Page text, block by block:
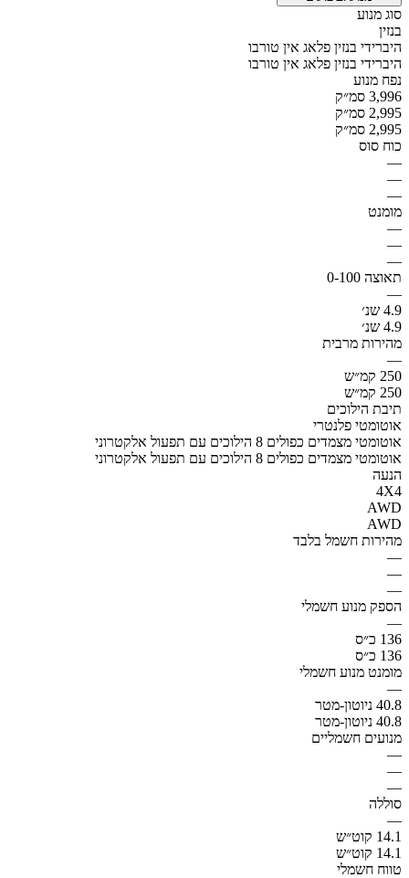
סוג מנוע
בנזין
היברידי בנזין פלאג אין טורבו
היברידי בנזין פלאג אין טורבו
נפח מנוע
3,996 סמ״ק
2,995 סמ״ק
2,995 סמ״ק
כוח סוס
—
—
—
מומנט
—
—
—
תאוצה 0-100
—
4.9 שנ׳
4.9 שנ׳
מהירות מרבית
—
250 קמ״ש
250 קמ״ש
תיבת הילוכים
אוטומטי פלנטרי
אוטומטי מצמדים כפולים 8 הילוכים עם תפעול אלקטרוני
אוטומטי מצמדים כפולים 8 הילוכים עם תפעול אלקטרוני
הנעה
4X4
AWD
AWD
מהירות חשמל בלבד
—
—
—
הספק מנוע חשמלי
—
136 כ״ס
136 כ״ס
מומנט מנוע חשמלי
—
40.8 ניוטון-מטר
40.8 ניוטון-מטר
מנועים חשמליים
—
—
—
סוללה
—
14.1 קוט״ש
14.1 קוט״ש
טווח חשמלי